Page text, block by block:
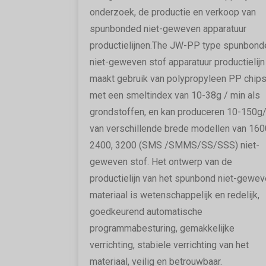
onderzoek, de productie en verkoop van
spunbonded niet-geweven apparatuur
productielijnen.The JW-PP type
niet-geweven stof apparatuur productielijn
maakt gebruik van polypropyleen PP chips
met een smeltindex van 10-38g / min als
grondstoffen, en kan produceren 10-
van verschillende brede modellen van
2400, 3200 (SMS /SMMS/SS/SSS) niet-
geweven stof. Het ontwerp van de
productielijn van het spunbond niet-
materiaal is wetenschappelijk en redelijk,
goedkeurend automatische
programmabesturing, gemakkelijke
verrichting, stabiele verrichting van het
materiaal, veilig en betrouwbaar.